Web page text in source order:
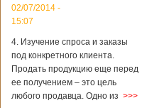
02/07/2014 -
15:07
4. Изучение спроса и заказы
под конкретного клиента.
Продать продукцию еще перед
ее получением – это цель
любого продавца. Одно из >>>